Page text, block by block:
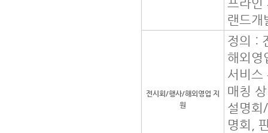
프라인
랜드개
전시회/행사/해외영업 지
원
정의 :
해외영
서비스
매칭
설명회
명회,